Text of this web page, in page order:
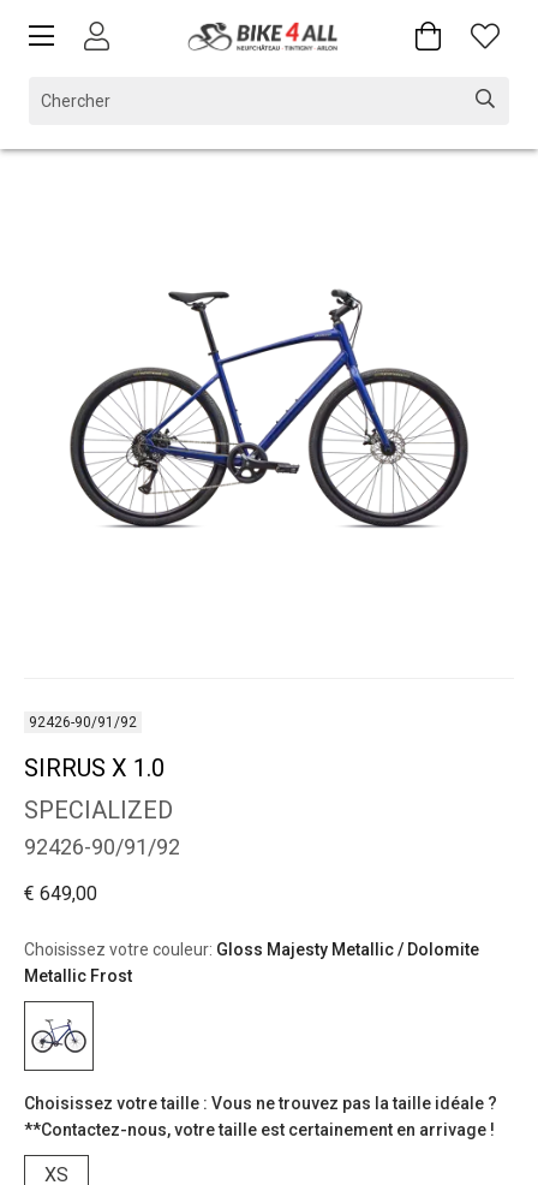
92426-90/91/92
SIRRUS X 1.0
SPECIALIZED
92426-90/91/92
€ 649,00
Choisissez votre couleur: Gloss Majesty Metallic / Dolomite
Metallic Frost
Choisissez votre taille : Vous ne trouvez pas la taille idéale ?
**Contactez-nous, votre taille est certainement en arrivage !
XS